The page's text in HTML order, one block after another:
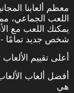
معظم ألعابنا
اللعب الجماعي،
يمكنك اللعب مع
شخص جديد تمامًا -
أعلى تقييم
أفضل ألعاب
هي